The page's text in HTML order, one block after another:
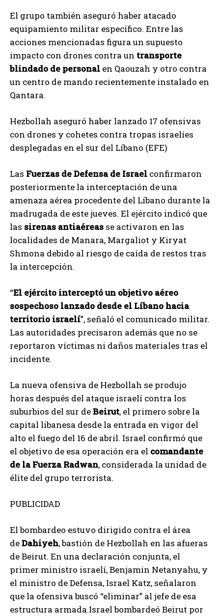
El grupo también aseguró haber atacado
equipamiento militar específico. Entre las
acciones mencionadas figura un supuesto
impacto con drones contra un transporte
blindado de personal en Qaouzah y otro contra
un centro de mando recientemente instalado en
Qantara.
Hezbollah aseguró haber lanzado 17 ofensivas
con drones y cohetes contra tropas israelíes
desplegadas en el sur del Líbano (EFE)
Las Fuerzas de Defensa de Israel confirmaron
posteriormente la interceptación de una
amenaza aérea procedente del Líbano durante la
madrugada de este jueves. El ejército indicó que
las sirenas antiaéreas se activaron en las
localidades de Manara, Margaliot y Kiryat
Shmona debido al riesgo de caída de restos tras
la intercepción.
“El ejército interceptó un objetivo aéreo
sospechoso lanzado desde el Líbano hacia
territorio israelí”, señaló el comunicado militar.
Las autoridades precisaron además que no se
reportaron víctimas ni daños materiales tras el
incidente.
La nueva ofensiva de Hezbollah se produjo
horas después del ataque israelí contra los
suburbios del sur deBeirut, el primero sobre la
capital libanesa desde la entrada en vigor del
alto el fuego del 16 de abril. Israel confirmó que
el objetivo de esa operación era el comandante
de la Fuerza Radwan, considerada la unidad de
élite del grupo terrorista.
PUBLICIDAD
El bombardeo estuvo dirigido contra el área
deDahiyeh, bastión de Hezbollah en las afueras
de Beirut. En una declaración conjunta, el
primer ministro israelí, Benjamin Netanyahu, y
el ministro de Defensa, Israel Katz, señalaron
que la ofensiva buscó “eliminar” al jefe de esa
estructura armada.Israel bombardeó Beirut por